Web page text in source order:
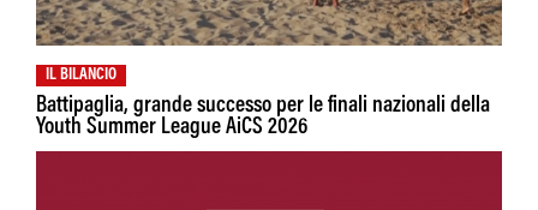
IL BILANCIO
Battipaglia, grande successo per le finali nazionali della
Youth Summer League AiCS 2026